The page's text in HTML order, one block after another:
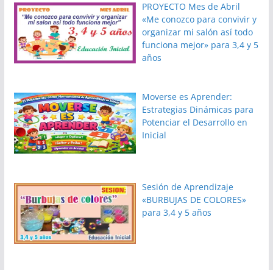
PROYECTO Mes de Abril
«Me conozco para convivir y
organizar mi salón así todo
funciona mejor» para 3,4 y 5
años
Moverse es Aprender:
Estrategias Dinámicas para
Potenciar el Desarrollo en
Inicial
Sesión de Aprendizaje
«BURBUJAS DE COLORES»
para 3,4 y 5 años